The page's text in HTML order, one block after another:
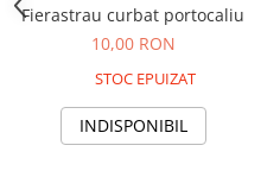
Diverse
Insecticid
Fierastrau curbat portocaliu
10,00 RON
STOC EPUIZAT
INDISPONIBIL